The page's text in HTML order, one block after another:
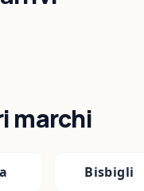
marchi
Bisbigli